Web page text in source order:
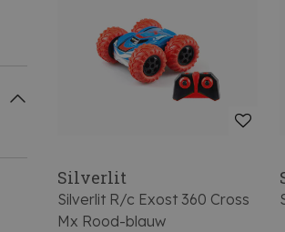
Silverlit
Silverlit R/c Exost 360 Cross
Mx Rood-blauw